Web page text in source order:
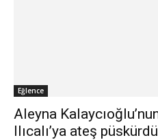
Eğlence
Aleyna
Ilıcalı’ya ateş